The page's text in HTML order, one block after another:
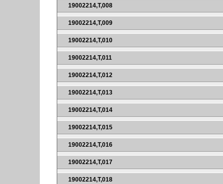
19002214,T,008
19002214,T,009
19002214,T,010
19002214,T,011
19002214,T,012
19002214,T,013
19002214,T,014
19002214,T,015
19002214,T,016
19002214,T,017
19002214,T,018